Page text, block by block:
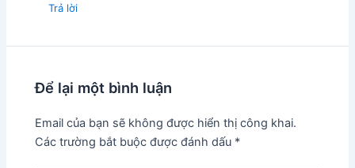
Trả lời
Để lại một bình luận
Email của bạn sẽ không được hiển thị công khai.
Các trường bắt buộc được đánh dấu *